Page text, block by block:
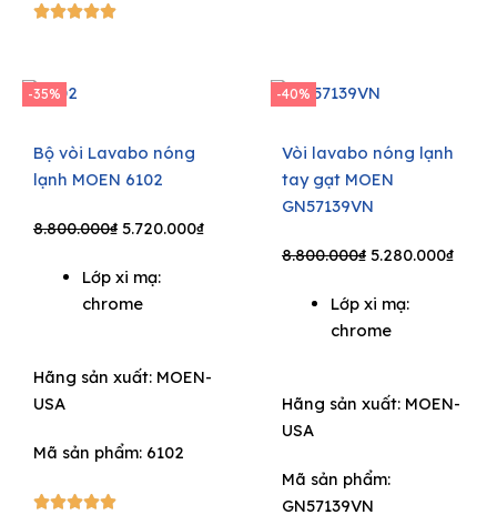
5/5
-35%
Bộ vòi Lavabo nóng
lạnh MOEN 6102
8.800.000₫ Original
was:
8.800.000₫.
5.720.000₫Current
Lớp xi mạ:
chrome
Hãng sản xuất: MOEN-
USA
Mã sản phẩm: 6102
5/5
-40%
Vòi lavabo nóng lạnh
tay gạt MOEN
GN57139VN
8.800.000₫ Original
was:
8.800.000₫.
5.280.000₫
Lớp xi mạ:
chrome
Hãng sản xuất: MOEN-
USA
Mã sản phẩm:
GN57139VN